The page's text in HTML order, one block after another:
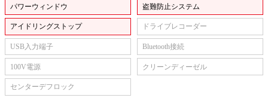
パワーウィンドウ 盗難防止システム
アイドリングストップ ドライブレコーダー
USB入力端子 Bluetooth接続
100V電源 クリーンディーゼル
センターデフロック